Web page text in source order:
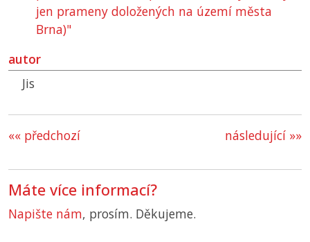
jen prameny doložených na území města
Brna)"
autor
Jis
«« předchozí následující »»
Máte více informací?
Napište nám, prosím. Děkujeme.